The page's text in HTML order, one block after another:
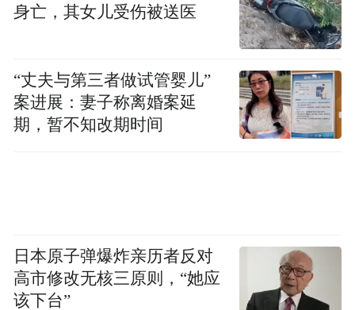
身亡，其女儿受伤被送医
“丈夫与第三者做试管婴儿”
案进展：妻子称离婚案延
期，暂不知改期时间
日本原子弹爆炸亲历者反对
高市修改无核三原则，“她应
该下台”